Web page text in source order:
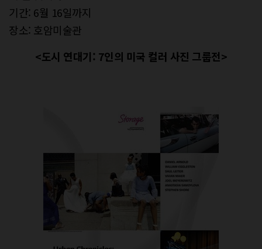
기간: 6월 16일까지
장소: 호암미술관
<도시 연대기: 7인의 미국 컬러 사진 그룹전>